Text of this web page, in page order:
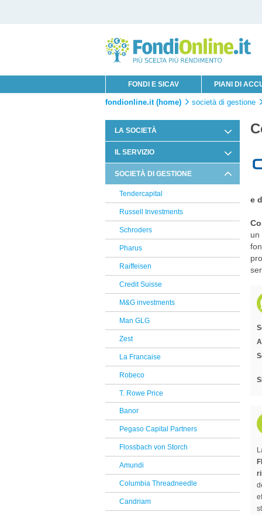
FONDI E SICAV PIANI DI
fondionline.it (home) società di gestione
LA SOCIETÀ
Chi è Innofin Sim
Organi Sociali
News Fondi
IL SERVIZIO
Condizioni di Utilizzo
Documentazione Contrattuale e
Legale
Arbitro Controversie Finanziarie
Informativa Privacy
Informativa Cookie
Reclami Assicurativi
Reclami Servizio di Investimento
SOCIETÀ DI GESTIONE
Tendercapital
Russell Investments
Schroders
Pharus
Raiffeisen
Credit Suisse
M&G investments
Man GLG
Zest
La Francaise
Robeco
T. Rowe Price
Banor
Pegaso Capital Partners
Flossbach von Storch
Amundi
Columbia Threadneedle
Candriam
e
un